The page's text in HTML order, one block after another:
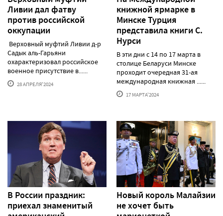
Ливии дал фатву
против российской
оккупации
Верховный муфтий Ливии д-р
Садык аль-Гарьяни
охарактеризовал российское
военное присутствие в......
28 АПРЕЛЯ'2024
книжной ярмарке в
Минске Турция
представила книги С.
Нурси
В эти дни с 14 по 17 марта в
столице Беларуси Минске
проходит очередная 31-ая
международная книжная ......
17 МАРТА'2024
В России праздник:
приехал знаменитый
Новый король Малайзии
не хочет быть